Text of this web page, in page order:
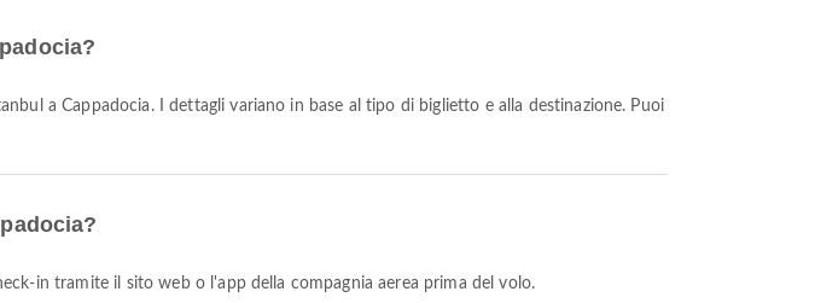
in tramite il sito web o l'app della compagnia aerea prima del volo.